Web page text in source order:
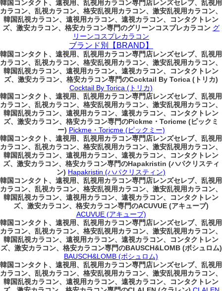
韓国コンタクト、遠視用、乱視用カラコン専門店レンズセレブ、乱視用
カラコン、乱視カラコン、格安乱視用カラコン、激安乱視用カラコン、
韓国乱視カラコン、遠視用カラコン、遠視カラコン、コンタクトレン
ズ、激安カラコン、格安カラコン専門のグリーンコスプレカラコン グ
リーンコスプレカラコン
ブランド別【BRAND】
韓国コンタクト、遠視用、乱視用カラコン専門店レンズセレブ、乱視用
カラコン、乱視カラコン、格安乱視用カラコン、激安乱視用カラコン、
韓国乱視カラコン、遠視用カラコン、遠視カラコン、コンタクトレン
ズ、激安カラコン、格安カラコン専門のCocktail By Torica (トリカ)
Cocktail By Torica (トリカ)
韓国コンタクト、遠視用、乱視用カラコン専門店レンズセレブ、乱視用
カラコン、乱視カラコン、格安乱視用カラコン、激安乱視用カラコン、
韓国乱視カラコン、遠視用カラコン、遠視カラコン、コンタクトレン
ズ、激安カラコン、格安カラコン専門のPickme・Toricme (ピックミ
ー) Pickme・Toricme (ピックミー)
韓国コンタクト、遠視用、乱視用カラコン専門店レンズセレブ、乱視用
カラコン、乱視カラコン、格安乱視用カラコン、激安乱視用カラコン、
韓国乱視カラコン、遠視用カラコン、遠視カラコン、コンタクトレン
ズ、激安カラコン、格安カラコン専門のHapakristin (ハパクリスティ
ン) Hapakristin (ハパクリスティン)
韓国コンタクト、遠視用、乱視用カラコン専門店レンズセレブ、乱視用
カラコン、乱視カラコン、格安乱視用カラコン、激安乱視用カラコン、
韓国乱視カラコン、遠視用カラコン、遠視カラコン、コンタクトレン
ズ、激安カラコン、格安カラコン専門のACUVUE (アキューブ)
ACUVUE (アキューブ)
韓国コンタクト、遠視用、乱視用カラコン専門店レンズセレブ、乱視用
カラコン、乱視カラコン、格安乱視用カラコン、激安乱視用カラコン、
韓国乱視カラコン、遠視用カラコン、遠視カラコン、コンタクトレン
ズ、激安カラコン、格安カラコン専門のBAUSCH&LOMB (ボシュロム)
BAUSCH&LOMB (ボシュロム)
韓国コンタクト、遠視用、乱視用カラコン専門店レンズセレブ、乱視用
カラコン、乱視カラコン、格安乱視用カラコン、激安乱視用カラコン、
韓国乱視カラコン、遠視用カラコン、遠視カラコン、コンタクトレン